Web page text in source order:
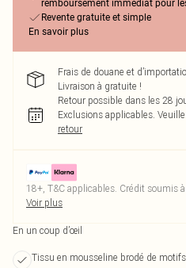
remboursement immédiat pour
Revente gratuite et simple
En savoir plus
Frais de douane et
Livraison à gratuite !
Retour possible dans les 28
Exclusions applicables.
retour
18+, T&C applicables. Crédit soumis
Voir plus
En un coup d’œil
Tissu en mousseline brodé de